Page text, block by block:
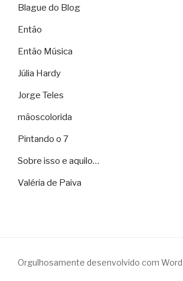
Blague do Blog
Então
Então Música
Júlia Hardy
Jorge Teles
mãoscolorida
Pintando o 7
Sobre isso e aquilo…
Valéria de Paiva
Orgulhosamente desenvolvido com